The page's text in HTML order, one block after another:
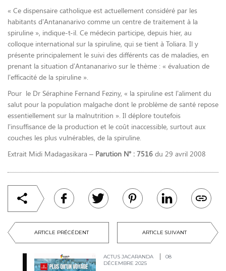
ARTICLE PRÉCÉDENT ARTICLE SUIVANT
ACTUS JACARANDA
08
DÉCEMBRE 2025
« Ce dispensaire catholique est actuellement considéré par les
habitants d’Antananarivo comme un centre de traitement à la
spiruline », indique-t-il. Ce médecin participe, depuis hier, au
colloque international sur la spiruline, qui se tient à Toliara. Il y
présente principalement le suivi des différents cas de maladies, en
prenant la situation d’Antananarivo sur le thème : « évaluation de
l’efficacité de la spiruline ».
Pour le Dr Séraphine Fernand Feziny, « la spiruline est l’aliment du
salut pour la population malgache dont le problème de santé repose
essentiellement sur la malnutrition ». Il déplore toutefois
l’insuffisance de la production et le coût inaccessible, surtout aux
couches les plus vulnérables, de la spiruline.
Extrait Midi Madagasikara – Parution N° : 7516 du 29 avril 2008